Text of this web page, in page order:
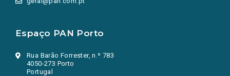
Espaço PAN Porto
Rua Barão Forrester, n.º 783
4050-273 Porto
Portugal